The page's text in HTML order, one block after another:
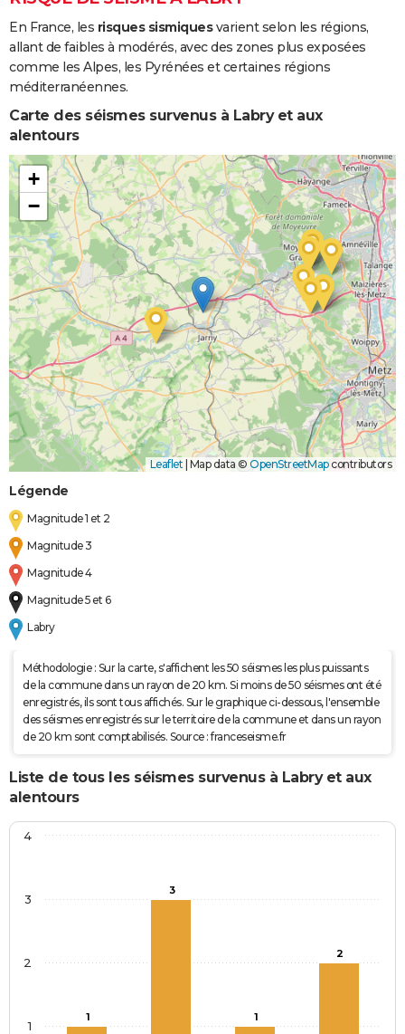
En France, les risques sismiquesvarient selon les régions,
allant de faibles à modérés, avec des zones plus exposées
comme les Alpes, les Pyrénées et certaines régions
méditerranéennes.
Carte des séismes survenus à Labry et aux
alentours
+
−
Leaflet | Map data © OpenStreetMapcontributors
Légende
Magnitude 1 et 2
Magnitude 3
Magnitude 4
Magnitude 5 et 6
Labry
Méthodologie : Sur la carte, s'affichent les 50 séismes les plus puissants
de la commune dans un rayon de 20 km. Si moins de 50 séismes ont été
enregistrés, ils sont tous affichés. Sur le graphique ci-dessous, l'ensemble
des séismes enregistrés sur le territoire de la commune et dans un rayon
de 20 km sont comptabilisés. Source : franceseisme.fr
Liste de tous les séismes survenus à Labry et aux
alentours
1
3
1
2
1
2
3
4